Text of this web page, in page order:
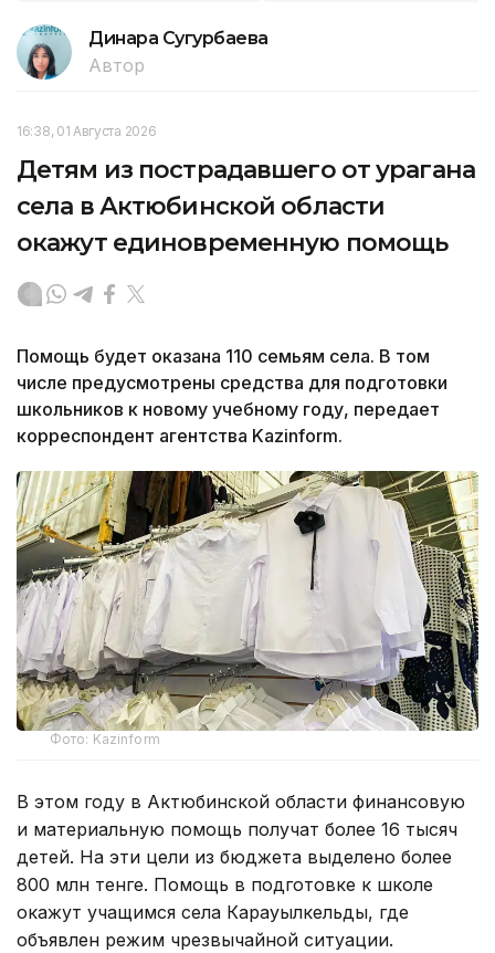
Динара Сугурбаева
Автор
16:38, 01 Августа 2026
Детям из пострадавшего от урагана
села в Актюбинской области
окажут единовременную помощь
Помощь будет оказана 110 семьям села. В том
числе предусмотрены средства для подготовки
школьников к новому учебному году, передает
корреспондент агентства Kazinform.
Фото: Kazinform
В этом году в Актюбинской области финансовую
и материальную помощь получат более 16 тысяч
детей. На эти цели из бюджета выделено более
800 млн тенге. Помощь в подготовке к школе
окажут учащимся села Карауылкельды, где
объявлен режим чрезвычайной ситуации.